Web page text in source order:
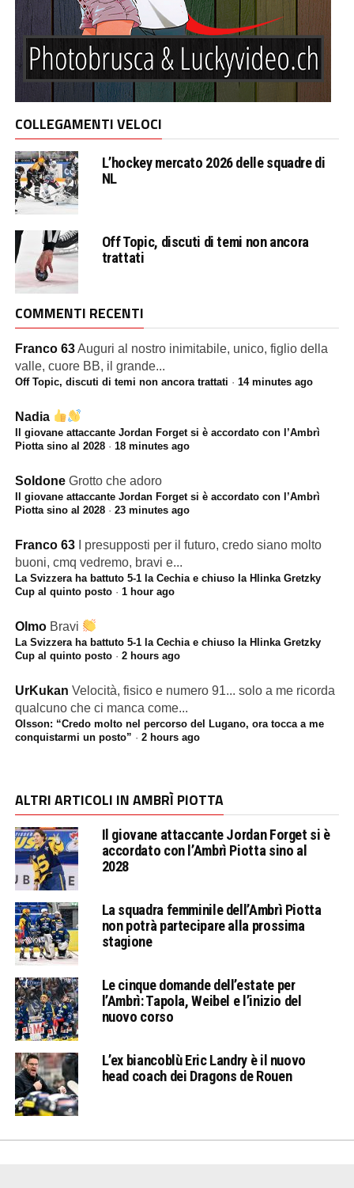
COLLEGAMENTI VELOCI
L’hockey mercato 2026 delle squadre di
NL
Off Topic, discuti di temi non ancora
trattati
COMMENTI RECENTI
Franco 63Auguri al nostro inimitabile, unico, figlio della
valle, cuore BB, il grande...
Off Topic, discuti di temi non ancora trattati · 14 minutes ago
Nadia
Il giovane attaccante Jordan Forget si è accordato con l’Ambrì
Piotta sino al 2028· 18 minutes ago
Soldone Grotto che adoro
Il giovane attaccante Jordan Forget si è accordato con l’Ambrì
Piotta sino al 2028· 23 minutes ago
Franco 63
I presupposti per il futuro, credo siano molto
buoni, cmq vedremo, bravi e...
La Svizzera ha battuto 5-1 la Cechia e chiuso la Hlinka Gretzky
Cup al quinto posto· 1 hour ago
Olmo Bravi
La Svizzera ha battuto 5-1 la Cechia e chiuso la Hlinka Gretzky
Cup al quinto posto· 2 hours ago
UrKukan Velocità, fisico e numero 91... solo a me ricorda
qualcuno che ci manca come...
Olsson: “Credo molto nel percorso del Lugano, ora tocca a me
conquistarmi un posto” · 2 hours ago
ALTRI ARTICOLI IN AMBRÌ PIOTTA
Il giovane attaccante Jordan Forget si è
accordato con l’Ambrì Piotta sino al
2028
La squadra femminile dell’Ambrì Piotta
non potrà partecipare alla prossima
stagione
Le cinque domande dell’estate per
l’Ambrì: Tapola, Weibel e l’inizio del
nuovo corso
L’ex biancoblù Eric Landry è il nuovo
head coach dei Dragons de Rouen